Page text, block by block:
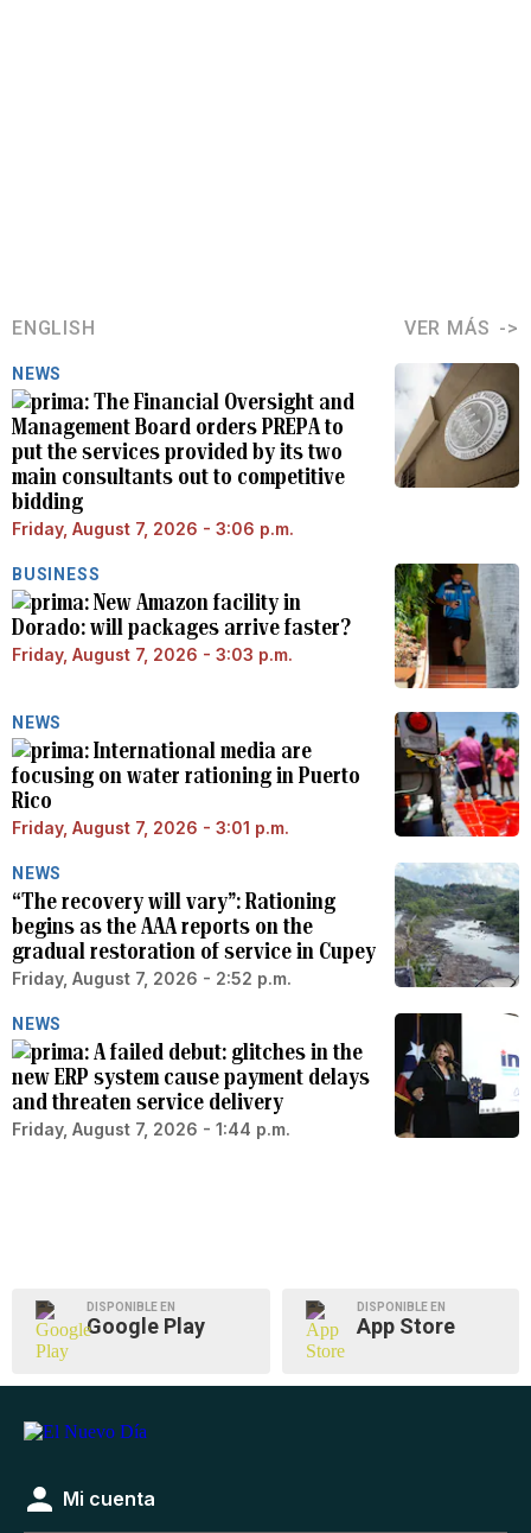
ENGLISH VER MÁS
NEWS
The Financial Oversight and
Management Board orders PREPA to
put the services provided by its two
main consultants out to competitive
bidding
Friday, August 7, 2026 - 3:06 p.m.
BUSINESS
New Amazon facility in
Dorado: will packages arrive faster?
Friday, August 7, 2026 - 3:03 p.m.
NEWS
International media are
focusing on water rationing in Puerto
Rico
Friday, August 7, 2026 - 3:01 p.m.
NEWS
“The recovery will vary”: Rationing
begins as the AAA reports on the
gradual restoration of service in Cupey
Friday, August 7, 2026 - 2:52 p.m.
NEWS
A failed debut: glitches in the
new ERP system cause payment delays
and threaten service delivery
Friday, August 7, 2026 - 1:44 p.m.
DISPONIBLE EN
Google Play
DISPONIBLE EN
App Store
Mi cuenta